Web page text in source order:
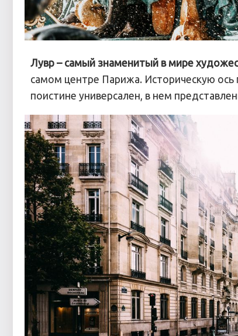
Лувр – самый знаменитый в мире
самом центре Парижа. Историческую ось
поистине универсален, в нем